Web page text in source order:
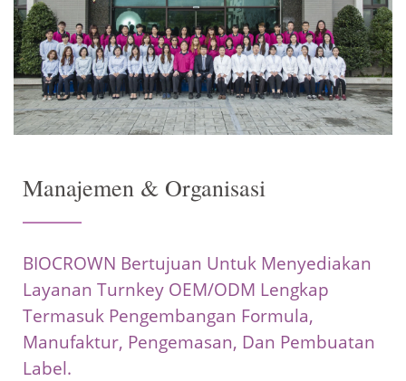
Manajemen & Organisasi
BIOCROWN Bertujuan Untuk Menyediakan
Layanan Turnkey OEM/ODM Lengkap
Termasuk Pengembangan Formula,
Manufaktur, Pengemasan, Dan Pembuatan
Label.